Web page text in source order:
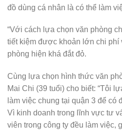
đồ dùng cá nhân là có thể làm
“Với cách lựa chọn văn phòng
tiết kiệm được khoản lớn chi phí
phòng hiện khá đắt đỏ.
Cùng lựa chọn hình thức văn
Mai Chi (39 tuổi) cho biết: “Tôi
làm việc chung tại quận 3 để có
Vì kinh doanh trong lĩnh vực tư
viên trong công ty đều làm việc,